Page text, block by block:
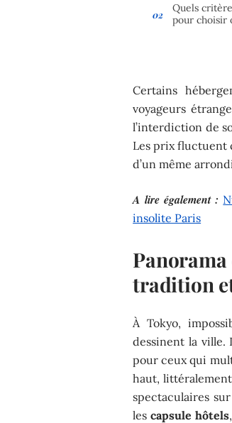
Quels
pour choisir
Certains
voyageurs
l’interdiction de
Les prix fluctuent
d’un même
A lire également :
insolite Paris
Panorama
tradition
À Tokyo,
dessinent la ville.
pour ceux qui
haut,
spectaculaires
les capsule hôtels